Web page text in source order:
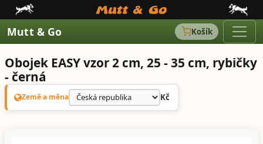
Mutt & Go Košík
Obojek EASY vzor 2 cm, 25 - 35 cm, rybičky
- černá
Země a měna Kč